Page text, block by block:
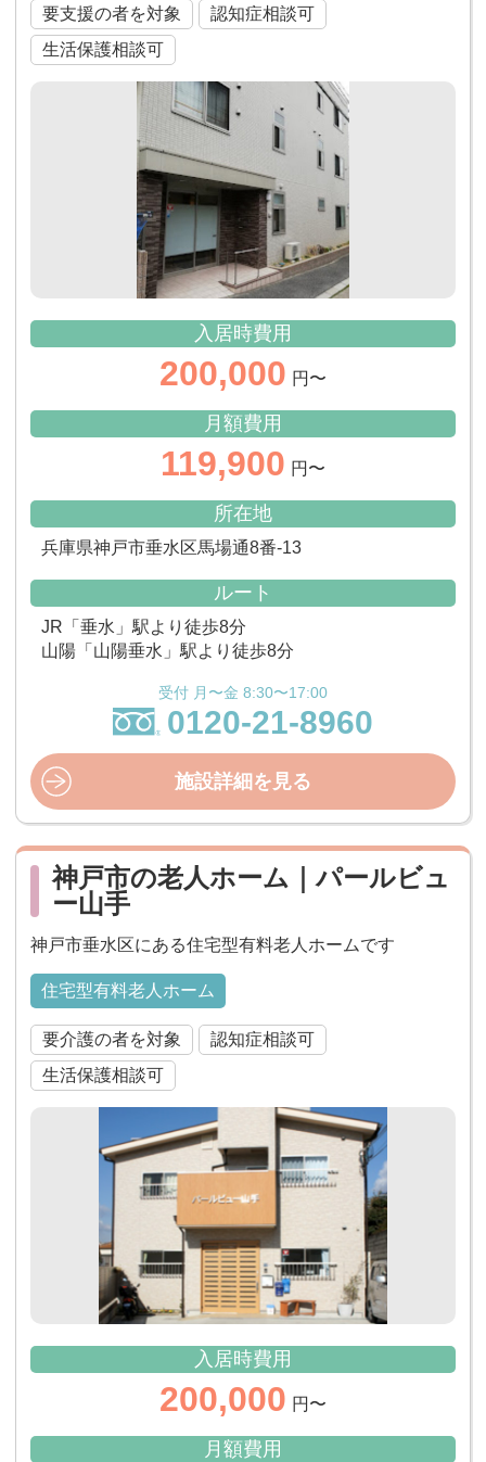
要支援の者を対象
認知症相談可
生活保護相談可
入居時費用
200,000 円〜
月額費用
119,900 円〜
所在地
兵庫県神戸市垂水区馬場通8番-13
ルート
JR「垂水」駅より徒歩8分
山陽「山陽垂水」駅より徒歩8分
受付 月〜金 8:30〜17:00
0120-21-8960
施設詳細を見る
神戸市の老人ホーム｜パールビュ
ー山手
神戸市垂水区にある住宅型有料老人ホームです
住宅型有料老人ホーム
要介護の者を対象
認知症相談可
生活保護相談可
入居時費用
200,000 円〜
月額費用